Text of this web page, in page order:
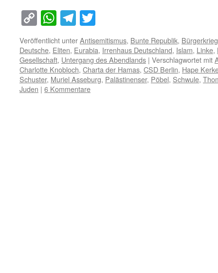
Copy
Link
WhatsApp
Telegram
Veröffentlicht unterAntisemitismus, Bunte Republik, Bürgerkrieg
Deutsche, Eliten, Eurabia, Irrenhaus Deutschland, Islam, Linke,
Gesellschaft, Untergang des Abendlands | Verschlagwortet mit
Charlotte Knobloch, Charta der Hamas, CSD Berlin, Hape
Schuster, Muriel Asseburg, Palästinenser, Pöbel, Schwule,
Juden | 6 Kommentare